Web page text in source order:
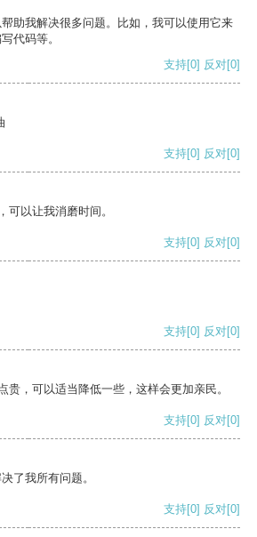
助我解决很多问题。比如，我可以使用它来
代码等。
支持[0] 反对[0]
支持[0] 反对[0]
可以让我消磨时间。
支持[0] 反对[0]
支持[0] 反对[0]
贵，可以适当降低一些，这样会更加亲民。
支持[0] 反对[0]
了我所有问题。
支持[0] 反对[0]